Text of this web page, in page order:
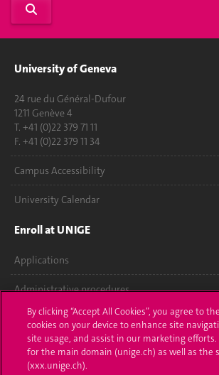
University of Geneva
24 rue du Général-Dufour
1211 Genève 4
T. +41 (0)22 379 71 11
F. +41 (0)22 379 11 34
Campus Accessibility
University Calendar
Enroll at UNIGE
Applications
Administrative procedures
Ask a question
Contact
By clicking “Accept All Cookies”, you agree to
cookies on your device to enhance site
site usage, and assist in our marketing efforts.
for the main domain (unige.ch) as well as the
(xxx.unige.ch).